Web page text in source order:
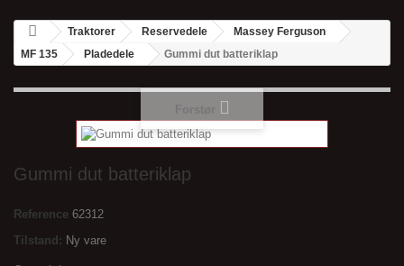
Traktorer Reservedele
Massey Ferguson
MF 135
Pladedele Gummi dut batteriklap
Gummi dut batteriklap
Reference 62312
Tilstand: Ny vare